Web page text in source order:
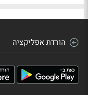
הורדת אפליקציה